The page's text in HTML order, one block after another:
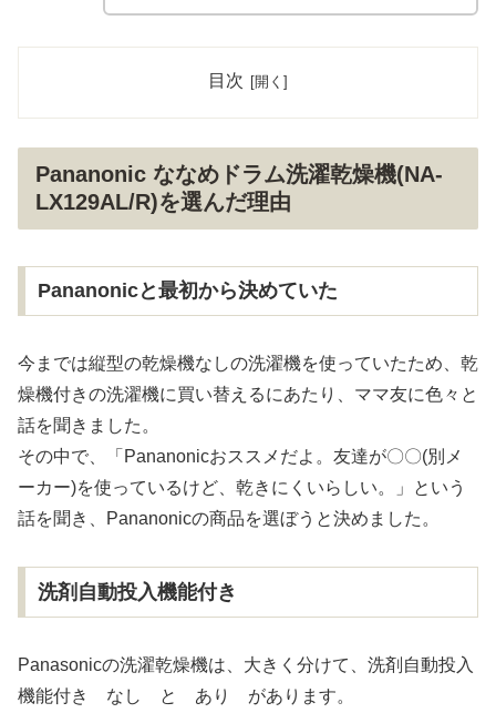
目次
Pananonic ななめドラム洗濯乾燥機(NA-
LX129AL/R)を選んだ理由
Pananonicと最初から決めていた
今までは縦型の乾燥機なしの洗濯機を使っていたため、乾
燥機付きの洗濯機に買い替えるにあたり、ママ友に色々と
話を聞きました。
その中で、「Pananonicおススメだよ。友達が〇〇(別メ
ーカー)を使っているけど、乾きにくいらしい。」という
話を聞き、Pananonicの商品を選ぼうと決めました。
洗剤自動投入機能付き
Panasonicの洗濯乾燥機は、大きく分けて、洗剤自動投入
機能付き なし と あり があります。